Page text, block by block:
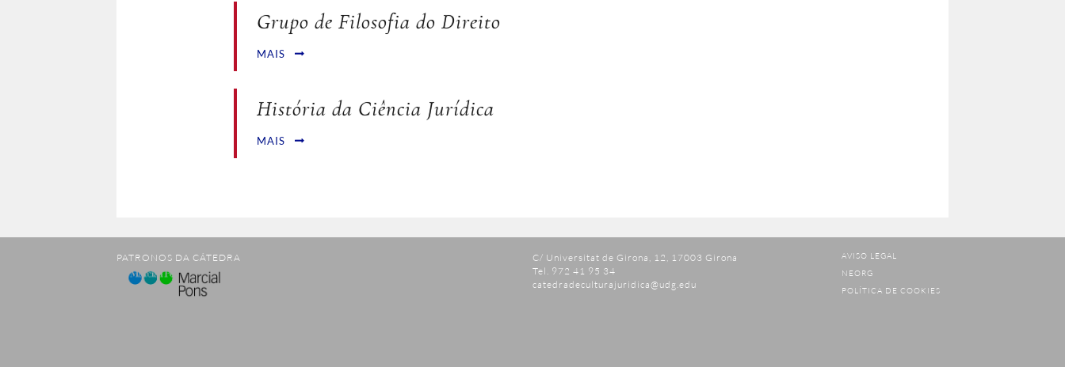
Grupo de Filosofia do Direito
MAIS
História da Ciência Jurídica
MAIS
PATRONOS DA CÁTEDRA
C/ Universitat de Girona, 12, 17003 Girona
Tel. 972 41 95 34
catedradeculturajuridica@udg.edu
AVISO LEGAL
NEORG
POLÍTICA DE COOKIES